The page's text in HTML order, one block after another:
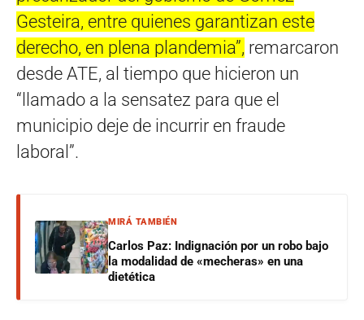
Gesteira, entre quienes garantizan este
derecho, en plena plandemia”, remarcaron
desde ATE, al tiempo que hicieron un
“llamado a la sensatez para que el
municipio deje de incurrir en fraude
laboral”.
MIRÁ TAMBIÉN
Carlos Paz: Indignación por un robo bajo
la modalidad de «mecheras» en una
dietética